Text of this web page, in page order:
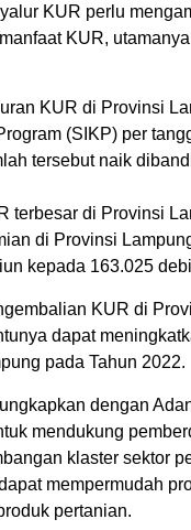
KUR perlu
KUR,
KUR di Provinsi
(SIKP) per
tersebut naik
terbesar di Provinsi
di Provinsi
kepada 163.025
KUR di
dapat
pada Tahun 2022.
dengan
mendukung
klaster sektor
mempermudah
pertanian.